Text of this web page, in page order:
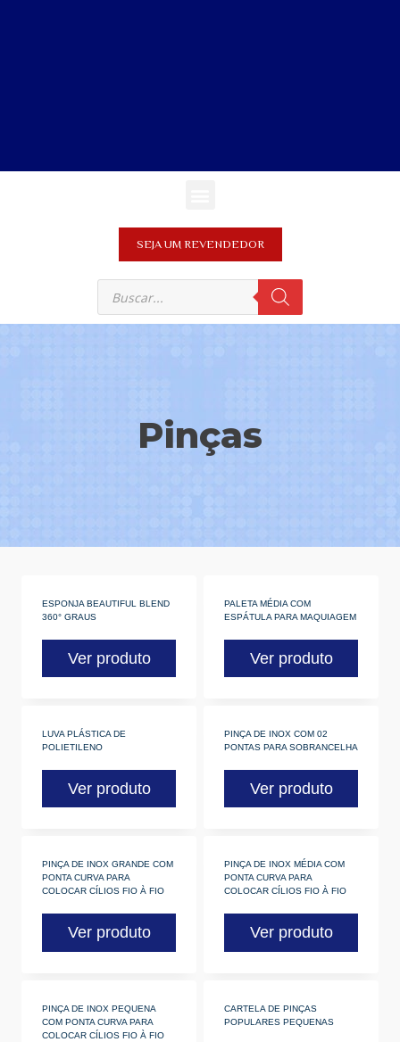
SEJA UM REVENDEDOR
Pinças
ESPONJA BEAUTIFUL BLEND
360° GRAUS
Ver produto
PALETA MÉDIA COM
ESPÁTULA PARA MAQUIAGEM
Ver produto
LUVA PLÁSTICA DE
POLIETILENO
Ver produto
PINÇA DE INOX COM 02
PONTAS PARA SOBRANCELHA
Ver produto
PINÇA DE INOX GRANDE COM
PONTA CURVA PARA
COLOCAR CÍLIOS FIO À FIO
Ver produto
PINÇA DE INOX MÉDIA COM
PONTA CURVA PARA
COLOCAR CÍLIOS FIO À FIO
Ver produto
PINÇA DE INOX PEQUENA
COM PONTA CURVA PARA
COLOCAR CÍLIOS FIO À FIO
CARTELA DE PINÇAS
POPULARES PEQUENAS